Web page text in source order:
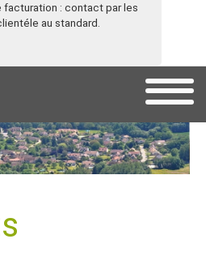
facturation : contact par les
au standard.